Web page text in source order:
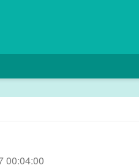
00:04:00